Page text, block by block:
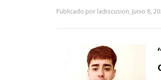
Publicado por ladiscusion, Junio 8,